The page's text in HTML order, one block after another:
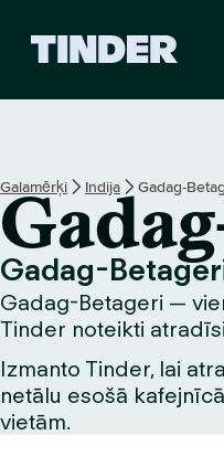
s
ā
k
u
m
l
a
a
Galamērķi Indija Gadag-
Gadag-
Gadag-Betageri —
Tinder noteikti
Izmanto Tinder, lai
netālu esošā
vietām.